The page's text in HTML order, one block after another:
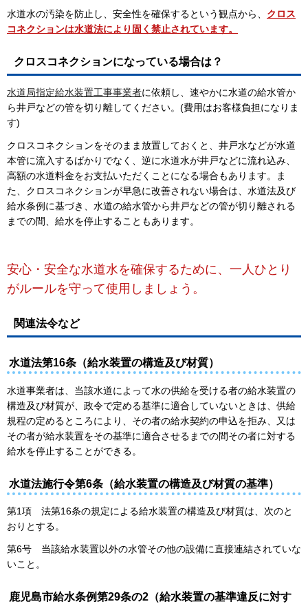
水道水の汚染を防止し、安全性を確保するという観点から、 クロス
コネクションは水道法により固く禁止されています。
クロスコネクションになっている場合は？
水道局指定給水装置工事事業者に依頼し、速やかに水道の給水管か
ら井戸などの管を切り離してください。(費用はお客様負担になりま
す)
クロスコネクションをそのまま放置しておくと、井戸水などが水道
本管に流入するばかりでなく、逆に水道水が井戸などに流れ込み、
高額の水道料金をお支払いただくことになる場合もあります。ま
た、クロスコネクションが早急に改善されない場合は、水道法及び
給水条例に基づき、水道の給水管から井戸などの管が切り離される
までの間、給水を停止することもあります。
安心・安全な水道水を確保するために、一人ひとり
がルールを守って使用しましょう。
関連法令など
水道法第16条（給水装置の構造及び材質）
水道事業者は、当該水道によって水の供給を受ける者の給水装置の
構造及び材質が、政令で定める基準に適合していないときは、供給
規程の定めるところにより、その者の給水契約の申込を拒み、又は
その者が給水装置をその基準に適合させるまでの間その者に対する
給水を停止することができる。
水道法施行令第6条（給水装置の構造及び材質の基準）
第1項 法第16条の規定による給水装置の構造及び材質は、次のと
おりとする。
第6号 当該給水装置以外の水管その他の設備に直接連結されていな
いこと。
鹿児島市給水条例第29条の2（給水装置の基準違反に対す